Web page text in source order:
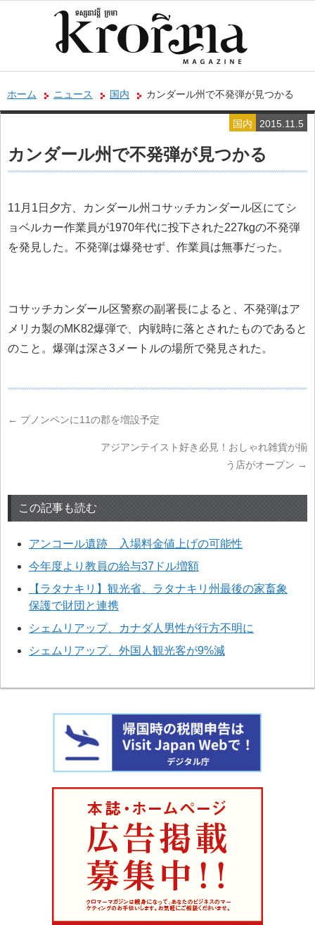
ホーム ニュース 国内 カンダール州で不発弾が見つかる
2015.11.5
国内
カンダール州で不発弾が見つかる
11月1日夕方、カンダール州コサッチカンダール区にてシ
ョベルカー作業員が1970年代に投下された227kgの不発弾
を発見した。不発弾は爆発せず、作業員は無事だった。
コサッチカンダール区警察の副署長によると、不発弾はア
メリカ製のMK82爆弾で、内戦時に落とされたものであると
のこと。爆弾は深さ3メートルの場所で発見された。
← プノンペンに11の郡を増設予定
アジアンテイスト好き必見！おしゃれ雑貨が揃
う店がオープン →
この記事も読む
アンコール遺跡 入場料金値上げの可能性
今年度より教員の給与37ドル増額
【ラタナキリ】観光省、ラタナキリ州最後の家畜象
保護で財団と連携
シェムリアップ、カナダ人男性が行方不明に
シェムリアップ、外国人観光客が9%減